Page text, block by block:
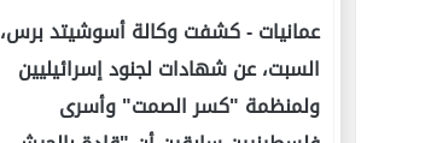
عمانيات -كشفت وكالة أسوشيتد برس،
السبت، عن شهادات لجنود إسرائيليين
ولمنظمة "كسر الصمت" وأسرى